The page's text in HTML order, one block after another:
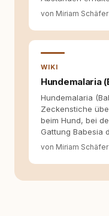
entstehen
von Miriam Schäfer
WIKI
Hundemalaria
Hundemalaria
Zeckenstiche
beim Hund, bei
Gattung Babesia
von Miriam Schäfer